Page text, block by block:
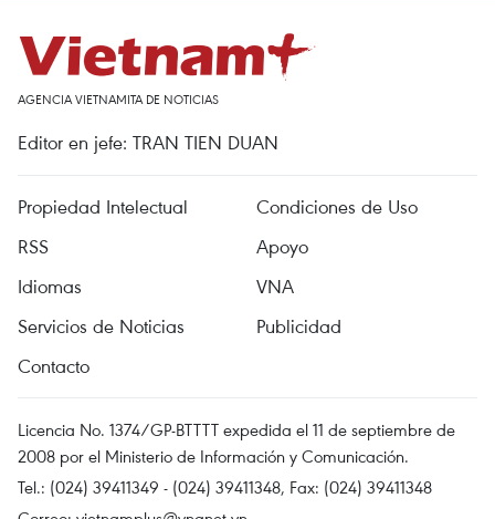
AGENCIA VIETNAMITA DE NOTICIAS
Editor en jefe: TRAN TIEN DUAN
Propiedad Intelectual
Condiciones de Uso
RSS
Apoyo
Idiomas
VNA
Servicios de Noticias
Publicidad
Contacto
Licencia No. 1374/GP-BTTTT expedida el 11 de septiembre de
2008 por el Ministerio de Información y Comunicación.
Tel.: (024) 39411349 - (024) 39411348, Fax: (024) 39411348